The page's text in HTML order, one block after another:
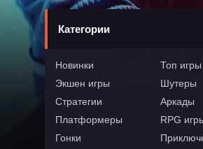
Категории
Новинки
Топ игры
Экшен игры
Шутеры
Стратегии
Аркады
Платформеры
RPG
Гонки